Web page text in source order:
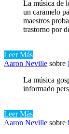
La música de
un caramelo
maestros
trastorno por
Leer Más
Aaron Neville sobre
La música
informado
Leer Más
Aaron Neville sobre